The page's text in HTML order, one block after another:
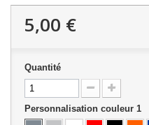
5,00 €
Quantité
Personnalisation couleur 1